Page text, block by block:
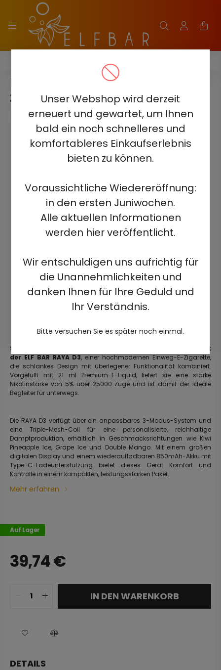
Unser Webshop wird derzeit
erneuert und gewartet, um Ihnen
bald ein noch schnelleres und
komfortableres Einkaufserlebnis
bieten zu können.
Voraussichtliche Wiedereröffnung:
in den ersten Juniwochen.
Alle aktuellen Informationen
werden hier veröffentlicht.
Wir entschuldigen uns aufrichtig für
die Unannehmlichkeiten und
danken Ihnen für Ihre Geduld und
Ihr Verständnis.
Bitte versuchen Sie es später noch einmal.
ELF BAR RAYA D3 25000
ELF BAR RAYA D3 VMT 5 % –
25000 – WIEDERAUFLADBAR
Steigen Sie in die nächste Generation des Vapings ein mit
der ELF BAR RAYA D3, einer hochmodernen Einweg-E-Zigarette,
die schlankes Design mit überlegener Funktionalität kombiniert.
Vorgefüllt mit 21 ml Premium-E-Liquid, liefert sie eine starke
Nikotinstärke von 5% über 25000 Züge und ist damit der ideale
Begleiter für unterwegs.
Die RAYA D3 verfügt über ein anpassbares 3-Modus-System und
eine Triple-Mesh-Coil für eine personalisierte, reichhaltige
Dampfproduktion, erhältlich in Geschmacksrichtungen wie Kiwi
Pineapple Ice, Grape Ice und Double Mango. Mit einem großen
digitalen Display und einem wiederaufladbaren 850mAh-Akku mit
Type-C-Ladeunterstützung bietet dieses Gerät Komfort und
Kontrolle in einem kompakten, leistungsstarken Paket.
Mehr erfahren
Auf Lager
39,74€
IN DEN WARENKORB
DETAILS